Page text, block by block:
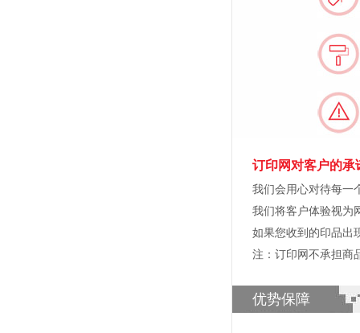
订印网对客户的承
我们会用心对待每一
我们将客户体验视为
如果您收到的印品出
注：订印网不承担商
优势保障